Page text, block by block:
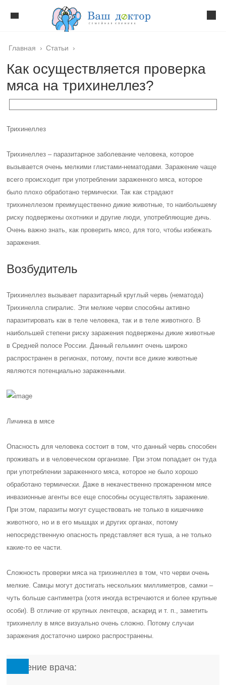
Главная › Статьи ›
Как осуществляется проверка
мяса на трихинеллез?
Трихинеллез
Трихинеллез – паразитарное заболевание человека, которое
вызывается очень мелкими глистами-нематодами. Заражение чаще
всего происходит при употреблении зараженного мяса, которое
было плохо обработано термически. Так как страдают
трихинеллезом преимущественно дикие животные, то наибольшему
риску подвержены охотники и другие люди, употребляющие дичь.
Очень важно знать, как проверить мясо, для того, чтобы избежать
заражения.
Возбудитель
Трихинеллез вызывает паразитарный круглый червь (нематода)
Трихинелла спиралис. Эти мелкие черви способны активно
паразитировать как в теле человека, так и в теле животного. В
наибольшей степени риску заражения подвержены дикие животные
в Средней полосе России. Данный гельминт очень широко
распространен в регионах, потому, почти все дикие животные
являются потенциально зараженными.
Личинка в мясе
Опасность для человека состоит в том, что данный червь способен
проживать и в человеческом организме. При этом попадает он туда
при употреблении зараженного мяса, которое не было хорошо
обработано термически. Даже в некачественно прожаренном мясе
инвазионные агенты все еще способны осуществлять заражение.
При этом, паразиты могут существовать не только в кишечнике
животного, но и в его мышцах и других органах, потому
непосредственную опасность представляет вся туша, а не только
какие-то ее части.
Сложность проверки мяса на трихинеллез в том, что черви очень
мелкие. Самцы могут достигать нескольких миллиметров, самки –
чуть больше сантиметра (хотя иногда встречаются и более крупные
особи). В отличие от крупных лентецов, аскарид и т. п., заметить
трихинеллу в мясе визуально очень сложно. Потому случаи
заражения достаточно широко распространены.
Мнение врача: